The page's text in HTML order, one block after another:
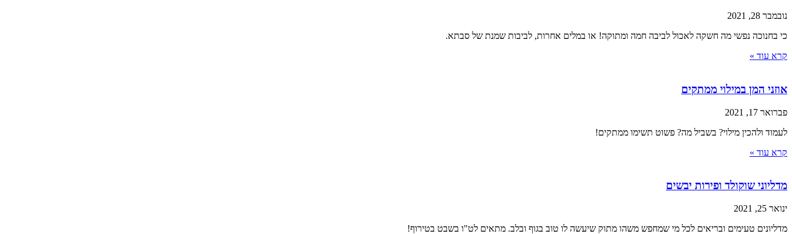
נובמבר 28, 2021
כי בחנוכה נפשי מה חשקה לאכול לביבה חמה ומתוקה! או במלים אחרות, לביבות שמנת של סבתא.
קרא עוד »
אוזני המן במילוי ממתקים
פברואר 17, 2021
לעמוד ולהכין מילוי? בשביל מה? פשוט תשימו ממתקים!
קרא עוד »
מדליוני שוקולד ופירות יבשים
ינואר 25, 2021
מדליונים טעימים ובריאים לכל מי שמחפש משהו מתוק שיעשה לו טוב בגוף ובלב. מתאים לט"ו בשבט בטירוף!